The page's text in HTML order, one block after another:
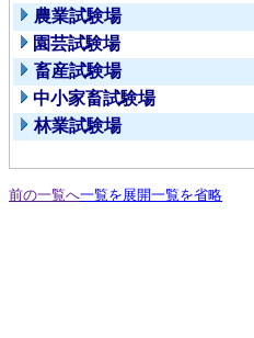
農業試験場
園芸試験場
畜産試験場
中小家畜試験場
林業試験場
前の一覧へ一覧を展開一覧を省略